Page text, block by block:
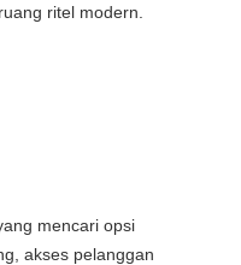
ritel modern.
mencari opsi
akses pelanggan